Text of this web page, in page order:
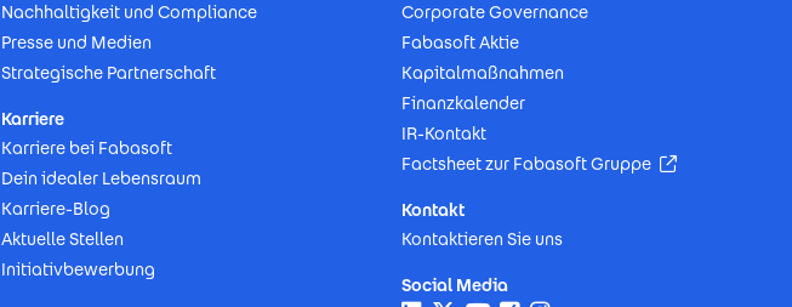
Nachhaltigkeit und Compliance
Presse und Medien
Strategische Partnerschaft
Karriere
Karriere bei Fabasoft
Dein idealer Lebensraum
Karriere-Blog
Aktuelle Stellen
Initiativbewerbung
Corporate Governance
Fabasoft Aktie
Kapitalmaßnahmen
Finanzkalender
IR-Kontakt
Factsheet zur Fabasoft Gruppe
(Öffnet in
Kontakt
Kontaktieren Sie uns
Social Media